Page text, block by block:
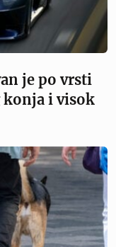
je po vrsti
konja i visok